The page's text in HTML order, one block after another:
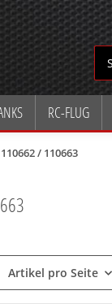
RC-FLUG
/ 110663
Artikel pro Seite